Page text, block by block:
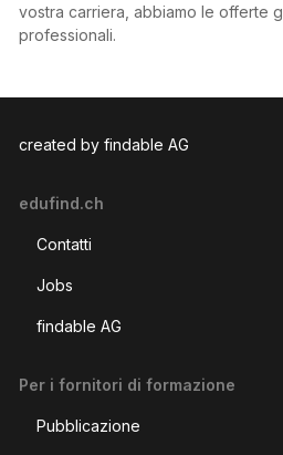
vostra carriera, abbiamo le offerte
professionali.
created by findable AG
edufind.ch
Contatti
Jobs
findable AG
Per i fornitori di formazione
Pubblicazione